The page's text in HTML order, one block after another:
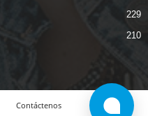
229
210
Contáctenos